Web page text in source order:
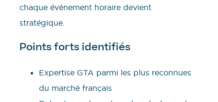
chaque événement horaire devient
stratégique.
Points forts identifiés
Expertise GTA parmi les plus reconnues
du marché français